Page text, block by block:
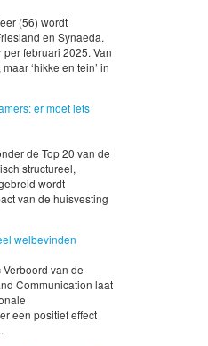
(56) wordt
en Synaeda.
februari 2025. Van
‘hikke en tein’ in
er moet iets
de Top 20 van de
structureel,
wordt
van de huisvesting
welbevinden
van de
Communication laat
een positief effect